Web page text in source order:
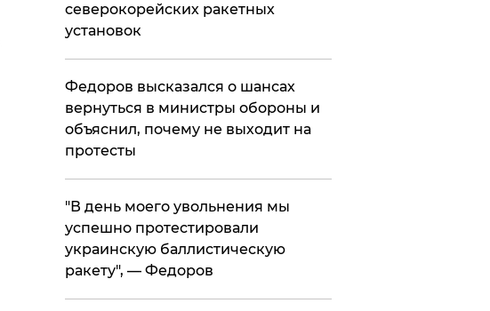
северокорейских ракетных
установок
Федоров высказался о шансах
вернуться в министры обороны и
объяснил, почему не выходит на
протесты
​"В день моего увольнения мы
успешно протестировали
украинскую баллистическую
ракету", — Федоров